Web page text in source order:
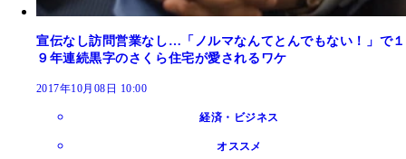
宣伝なし訪問営業なし…「ノルマなんてとんでもない！」で１
９年連続黒字のさくら住宅が愛されるワケ
2017年10月08日 10:00
経済・ビジネス
オススメ